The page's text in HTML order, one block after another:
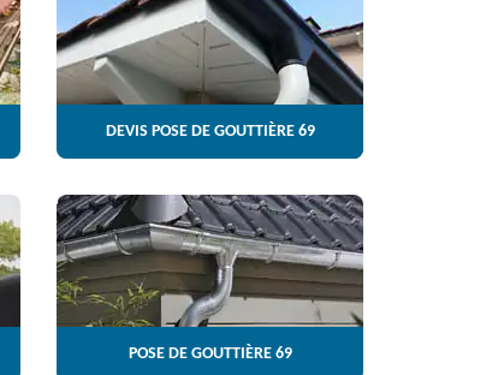
DEVIS POSE DE GOUTTIÈRE 69
POSE DE GOUTTIÈRE 69